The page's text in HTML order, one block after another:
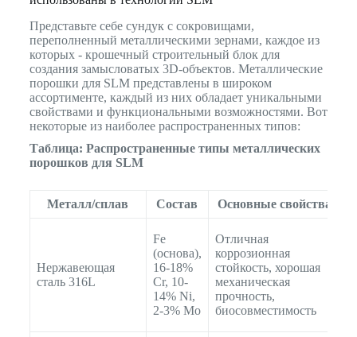
Представьте себе сундук с сокровищами,
переполненный металлическими зернами, каждое из
которых - крошечный строительный блок для
создания замысловатых 3D-объектов. Металлические
порошки для SLM представлены в широком
ассортименте, каждый из них обладает уникальными
свойствами и функциональными возможностями. Вот
некоторые из наиболее распространенных типов:
Таблица: Распространенные типы металлических
порошков для SLM
Металл/сплав Состав Основные свойства
Нержавеющая
сталь 316L
Fe
(основа),
16-18%
Cr, 10-
14% Ni,
2-3% Mo
Отличная
коррозионная
стойкость, хорошая
механическая
прочность,
биосовместимость